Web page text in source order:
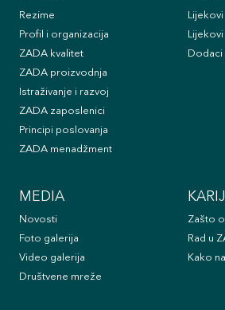
Rezime
Profil i organizacija
ZADA kvalitet
ZADA proizvodnja
Istraživanje i razvoj
ZADA zaposlenici
Principi poslovanja
ZADA menadžment
Dodaci
MEDIA
Novosti
Foto galerija
Video galerija
Društvene mreže
Zašto
Rad u
Kako